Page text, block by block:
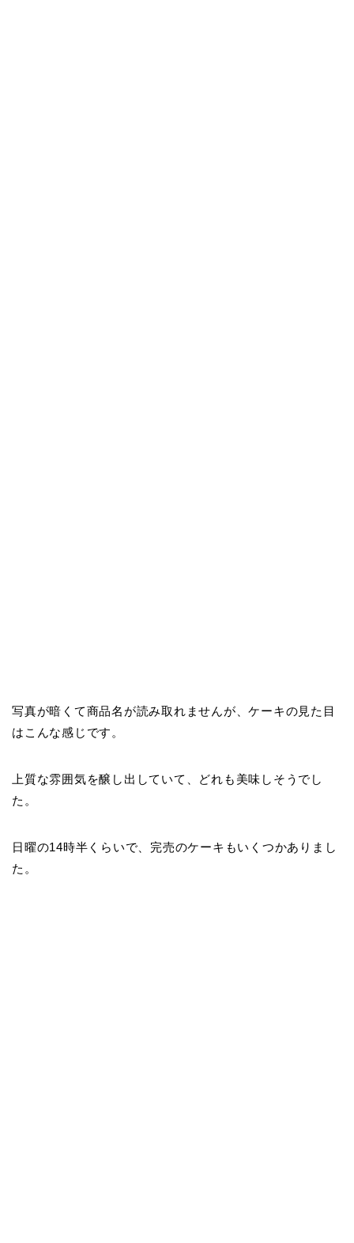
写真が暗くて商品名が読み取れませんが、ケーキの見た目
はこんな感じです。
上質な雰囲気を醸し出していて、どれも美味しそうでし
た。
日曜の14時半くらいで、完売のケーキもいくつかありまし
た。